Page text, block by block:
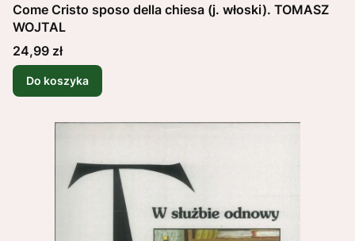
Come Cristo sposo della chiesa (j. włoski). TOMASZ
WOJTAL
Cena
24,99 zł
Do koszyka